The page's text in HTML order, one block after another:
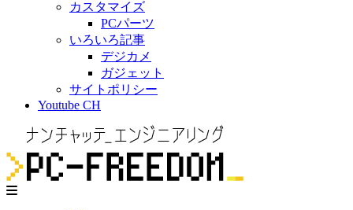
カスタマイズ
PCパーツ
いろいろ記事
デジカメ
ガジェット
サイトポリシー
Youtube CH